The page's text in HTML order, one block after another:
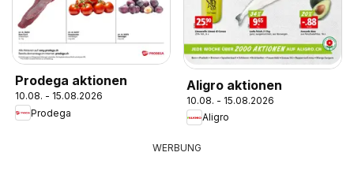
Prodega aktionen
10.08. - 15.08.2026
Prodega
Aligro aktionen
10.08. - 15.08.2026
Aligro
WERBUNG